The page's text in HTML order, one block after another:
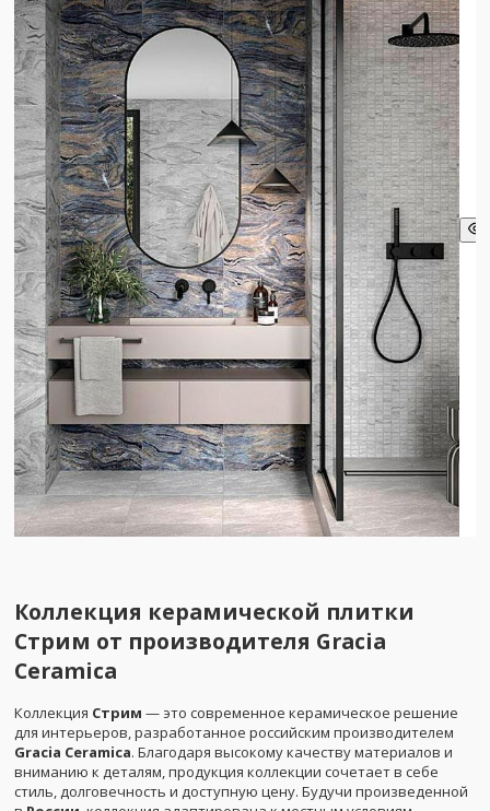
Коллекция керамической плитки
Стрим от производителя Gracia
Ceramica
Коллекция Стрим — это современное керамическое решение
для интерьеров, разработанное российским производителем
Gracia Ceramica. Благодаря высокому качеству материалов и
вниманию к деталям, продукция коллекции сочетает в себе
стиль, долговечность и доступную цену. Будучи произведенной